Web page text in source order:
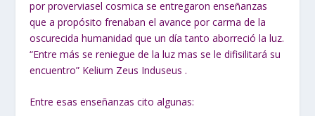
por proverviasel cosmica se entregaron enseñanzas
que a propósito frenaban el avance por carma de la
oscurecida humanidad que un día tanto aborreció la luz.
“Entre más se reniegue de la luz mas se le difisilitará su
encuentro” Kelium Zeus Induseus .
Entre esas enseñanzas cito algunas: